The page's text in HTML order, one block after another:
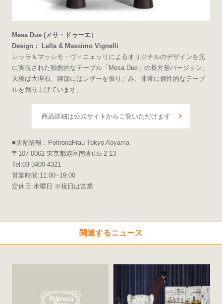
Mesa Due (メサ・ドゥーエ）
Design： Lella & Massimo Vignelli
レッラ＆マッシモ・ヴィニェッリによるオリジナルのデザインを元
に実現された独創的なテーブル「Mesa Due」の長方形バージョン。
天板は大理石、脚部にはレザーを張りこみ、非常に個性的なテーブ
ルを創り上げています。
商品詳細は公式サイトからご覧いただけます
■店舗情報：PoltronaFrau Tokyo Aoyama
〒107-0062 東京都港区南青山5-2-13
Tel:03-3400-4321
営業時間:11:00~19:00
定休日:水曜日 ※祝日は営業
関連するニュース